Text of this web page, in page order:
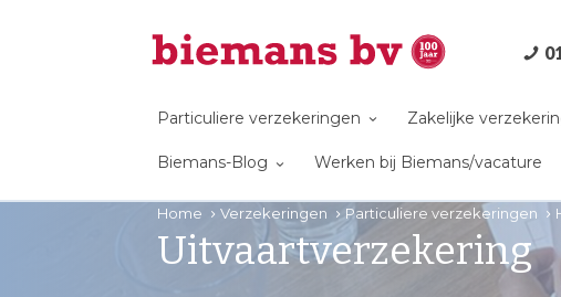
Particuliere verzekeringen Zakelijke
Biemans-Blog Werken bij Biemans/vacature
Home Verzekeringen Particuliere verzekeringen
Uitvaartverzekering